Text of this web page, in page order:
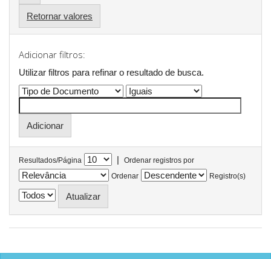
Retornar valores
Adicionar filtros:
Utilizar filtros para refinar o resultado de busca.
Resultados/Página |
Ordenar registros por
Ordenar
Registro(s)